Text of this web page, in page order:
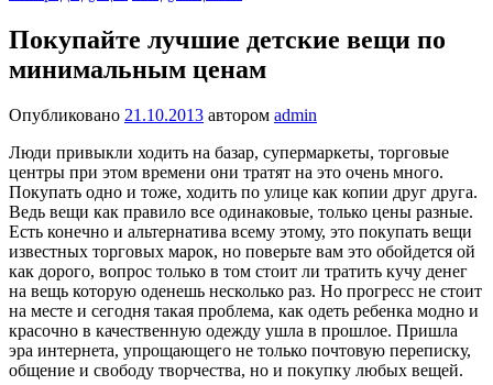
Покупайте лучшие детские вещи по
минимальным ценам
Опубликовано 21.10.2013 автором admin
Люди привыкли ходить на базар, супермаркеты, торговые
центры при этом времени они тратят на это очень много.
Покупать одно и тоже, ходить по улице как копии друг друга.
Ведь вещи как правило все одинаковые, только цены разные.
Есть конечно и альтернатива всему этому, это покупать вещи
известных торговых марок, но поверьте вам это обойдется ой
как дорого, вопрос только в том стоит ли тратить кучу денег
на вещь которую оденешь несколько раз. Но прогресс не стоит
на месте и сегодня такая проблема, как одеть ребенка модно и
красочно в качественную одежду ушла в прошлое. Пришла
эра интернета, упрощающего не только почтовую переписку,
общение и свободу творчества, но и покупку любых вещей.